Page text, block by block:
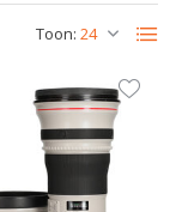
Toon: